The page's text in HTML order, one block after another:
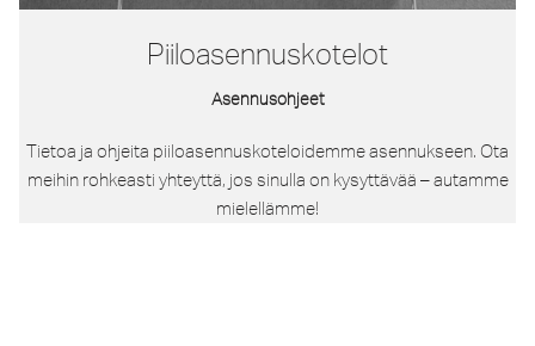
Piiloasennuskotelot
Asennusohjeet
Tietoa ja ohjeita piiloasennuskoteloidemme asennukseen. Ota
meihin rohkeasti yhteyttä, jos sinulla on kysyttävää – autamme
mielellämme!